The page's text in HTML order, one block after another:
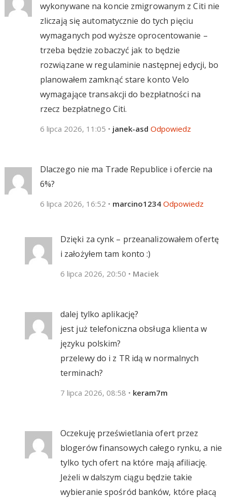
wykonywane na koncie zmigrowanym z Citi nie
zliczają się automatycznie do tych pięciu
wymaganych pod wyższe oprocentowanie –
trzeba będzie zobaczyć jak to będzie
rozwiązane w regulaminie następnej edycji, bo
planowałem zamknąć stare konto Velo
wymagające transakcji do bezpłatności na
rzecz bezpłatnego Citi.
6 lipca 2026, 11:05 • janek-asd Odpowiedz
Dlaczego nie ma Trade Republice i ofercie na
6%?
6 lipca 2026, 16:52 • marcino1234 Odpowiedz
Dzięki za cynk – przeanalizowałem ofertę
i założyłem tam konto :)
6 lipca 2026, 20:50 • Maciek
dalej tylko aplikację?
jest już telefoniczna obsługa klienta w
języku polskim?
przelewy do i z TR idą w normalnych
terminach?
7 lipca 2026, 08:58 • keram7m
Oczekuję prześwietlania ofert przez
blogerów finansowych całego rynku, a nie
tylko tych ofert na które mają afiliację.
Jeżeli w dalszym ciągu będzie takie
wybieranie spośród banków, które płacą